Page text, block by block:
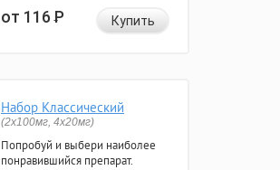
от 116Р Купить
Набор Классический
(2x100мг, 4x20мг)
Попробуй и выбери наиболее
понравившийся препарат.